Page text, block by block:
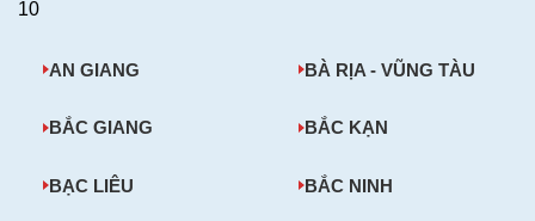
10
AN GIANG BÀ RỊA - VŨNG TÀU
BẮC GIANG BẮC KẠN
BẠC LIÊU BẮC NINH